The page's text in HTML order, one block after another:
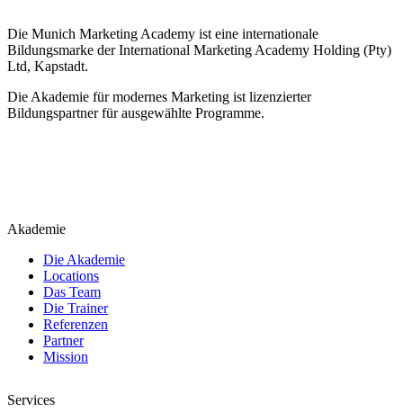
Die Munich Marketing Academy ist eine internationale
Bildungsmarke der International Marketing Academy Holding (Pty)
Ltd, Kapstadt.
Die Akademie für modernes Marketing ist lizenzierter
Bildungspartner für ausgewählte Programme.
Akademie
Die Akademie
Locations
Das Team
Die Trainer
Referenzen
Partner
Mission
Services